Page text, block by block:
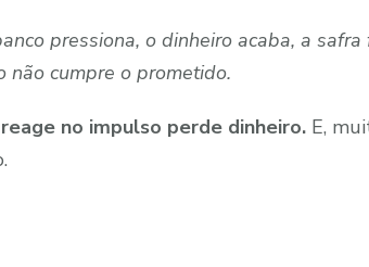
pressiona, o dinheiro acaba, a
não cumpre o prometido.
reage no impulso perde dinheiro. E,